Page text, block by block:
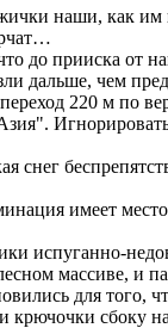
наши, как
до прииска от
дальше, чем
220 м по
имеет
испуганно-
массиве, и
для того,
сбоку